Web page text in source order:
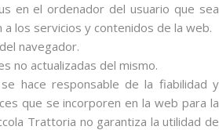
en el ordenador del usuario que sea
a los servicios y contenidos de la web.
navegador.
no actualizadas del mismo.
hace responsable de la fiabilidad y
que se incorporen en la web para la
Trattoria no garantiza la utilidad de